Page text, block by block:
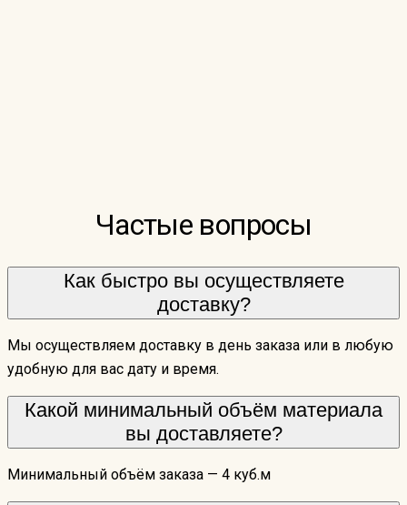
Частые вопросы
Как быстро вы осуществляете
доставку?
Мы осуществляем доставку в день заказа или в любую
удобную для вас дату и время.
Какой минимальный объём материала
вы доставляете?
Минимальный объём заказа — 4 куб.м